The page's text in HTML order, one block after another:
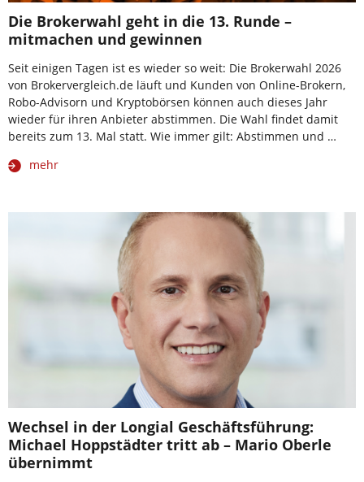
Die Brokerwahl geht in die 13. Runde –
mitmachen und gewinnen
Seit einigen Tagen ist es wieder so weit: Die Brokerwahl 2026
von Brokervergleich.de läuft und Kunden von Online-Brokern,
Robo-Advisorn und Kryptobörsen können auch dieses Jahr
wieder für ihren Anbieter abstimmen. Die Wahl findet damit
bereits zum 13. Mal statt. Wie immer gilt: Abstimmen und …
mehr
Wechsel in der Longial Geschäftsführung:
Michael Hoppstädter tritt ab – Mario Oberle
übernimmt